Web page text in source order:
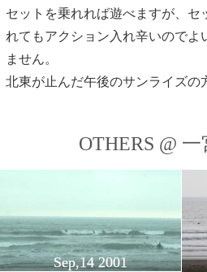
セットを乗れれば遊べますが、セ
れてもアクション入れ辛いのでよ
ません。
北東が止んだ午後のサンライズの
OTHERS @
Sep,14 2001